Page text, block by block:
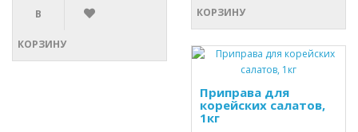
В
КОРЗИНУ
КОРЗИНУ
Приправа для
корейских салатов,
1кг